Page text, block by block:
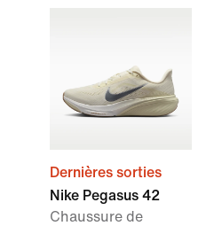
Dernières sorties
Nike Pegasus 42
Chaussure de